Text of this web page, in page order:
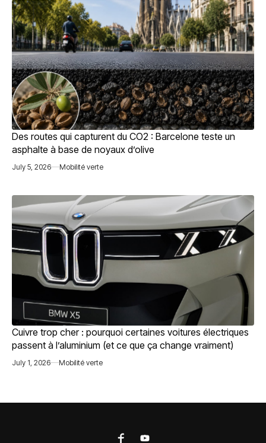
Des routes qui capturent du CO2 : Barcelone teste un
asphalte à base de noyaux d’olive
July 5, 2026 Mobilité verte
Cuivre trop cher : pourquoi certaines voitures électriques
passent à l’aluminium (et ce que ça change vraiment)
July 1, 2026 Mobilité verte